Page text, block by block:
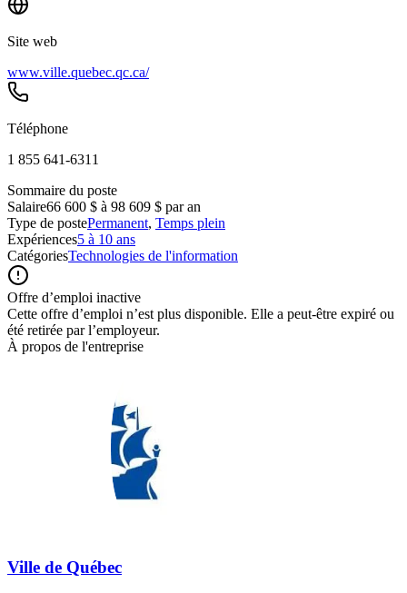
Site web
www.ville.quebec.qc.ca/
Téléphone
1 855 641‑6311
Sommaire du poste
Salaire66 600 $ à 98 609 $ par an
Type de postePermanent, Temps plein
Expériences5 à 10 ans
CatégoriesTechnologies de l'information
Offre d’emploi inactive
Cette offre d’emploi n’est plus disponible. Elle a peut-être expiré ou
été retirée par l’employeur.
À propos de l'entreprise
Ville de Québec